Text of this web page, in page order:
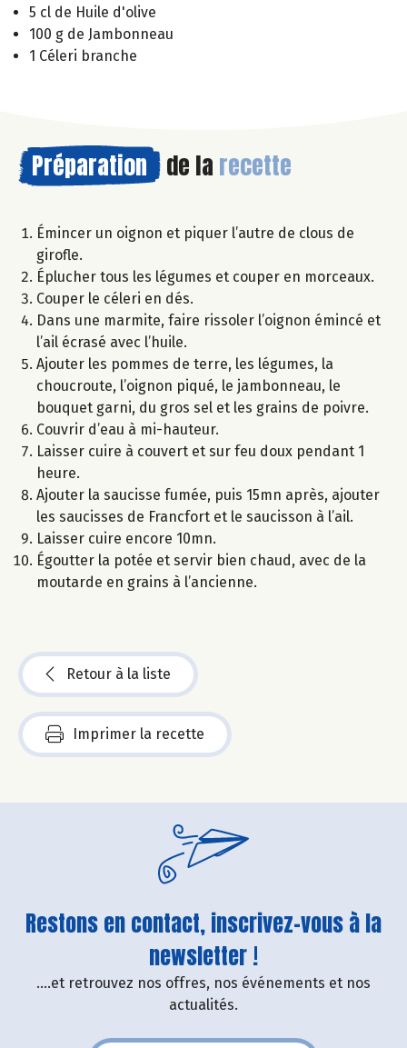
5 cl de Huile d'olive
100 g de Jambonneau
1 Céleri branche
Préparation de la recette
Émincer un oignon et piquer l’autre de clous de
girofle.
Éplucher tous les légumes et couper en morceaux.
Couper le céleri en dés.
Dans une marmite, faire rissoler l’oignon émincé et
l’ail écrasé avec l’huile.
Ajouter les pommes de terre, les légumes, la
choucroute, l’oignon piqué, le jambonneau, le
bouquet garni, du gros sel et les grains de poivre.
Couvrir d’eau à mi-hauteur.
Laisser cuire à couvert et sur feu doux pendant 1
heure.
Ajouter la saucisse fumée, puis 15mn après, ajouter
les saucisses de Francfort et le saucisson à l’ail.
Laisser cuire encore 10mn.
Égoutter la potée et servir bien chaud, avec de la
moutarde en grains à l’ancienne.
Retour à la liste
Imprimer la recette
Restons en contact, inscrivez-vous à la
newsletter !
....et retrouvez nos offres, nos événements et nos
actualités.